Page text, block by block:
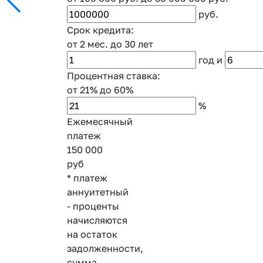
руб.
Срок кредита:
от 2 мес. до 30 лет
год и
Процентная ставка:
от 21% до 60%
%
Ежемесячный
платеж
150 000
руб
* платеж
аннуитетный
- проценты
начисляются
на остаток
задолженности,